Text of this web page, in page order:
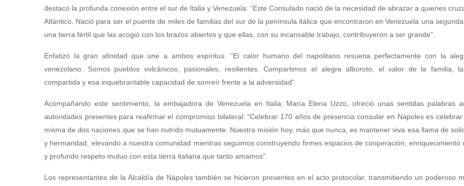
destacó la profunda conexión entre el sur de Italia y Venezuela: “Este Consulado nació de la necesidad de abrazar a quienes
Atlántico. Nació para ser el puente de miles de familias del sur de la península itálica que encontraron en Venezuela una
una tierra fértil que las acogió con los brazos abiertos y que ellas, con su incansable trabajo, contribuyeron a ser grande".
Enfatizó la gran afinidad que une a ambos espíritus: "El calor humano del napolitano resuena perfectamente con la
venezolano. Somos pueblos volcánicos, pasionales, resilientes. Compartimos el alegre alboroto, el valor de la familia,
compartida y esa inquebrantable capacidad de sonreír frente a la adversidad".
Acompañando este sentimiento, la embajadora de Venezuela en Italia, María Elena Uzzo, ofreció unas sentidas palabras
autoridades presentes para reafirmar el compromiso bilateral: "Celebrar 170 años de presencia consular en Nápoles es
misma de dos naciones que se han nutrido mutuamente. Nuestra misión hoy, más que nunca, es mantener viva esa llama de
y hermandad, elevando a nuestra comunidad mientras seguimos construyendo firmes espacios de cooperación, enriquecimiento
y profundo respeto mutuo con esta tierra italiana que tanto amamos".
Los representantes de la Alcaldía de Nápoles también se hicieron presentes en el acto protocolar, transmitiendo un poderoso